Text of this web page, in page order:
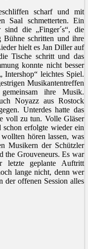
scharf und mit
Saal schmetterten. Ein
sind die „Finger´s“, die
schritten und ihre
hielt es Jan Diller auf
Tische schritt und das
konnte nicht besser
leichtes Spiel.
Musikantentreffen
ihre Musik.
Noyazz aus Rostock
Unterdes hatte das
voll zu tun. Volle Gläser
erfolgte wieder ein
hören lassen, was
Musikern der Schützler
the Grouveneurs. Es war
letzte geplante Auftritt
lange nicht, denn wer
der offenen Session alles